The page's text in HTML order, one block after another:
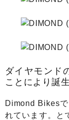
ダイヤモンド
ことにより誕
Dimond Bikes
れています。と